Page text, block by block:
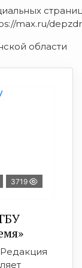
max.ru/
области
3719